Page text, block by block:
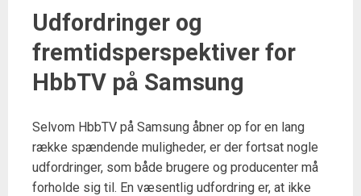
Udfordringer og
fremtidsperspektiver for
HbbTV på Samsung
Selvom HbbTV på Samsung åbner op for en lang
række spændende muligheder, er der fortsat nogle
udfordringer, som både brugere og producenter må
forholde sig til. En væsentlig udfordring er, at ikke